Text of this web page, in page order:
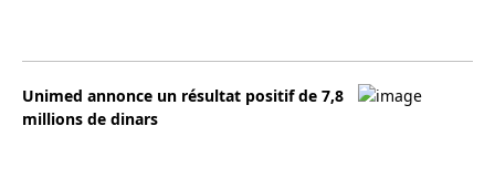
Unimed annonce un résultat positif de 7,8
millions de dinars